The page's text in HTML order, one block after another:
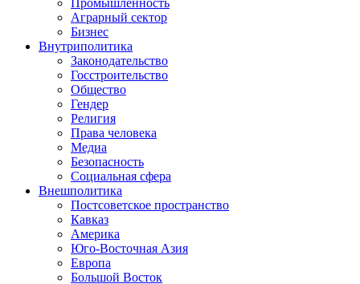
Промышленность
Аграрный сектор
Бизнес
Внутриполитика
Законодательство
Госстроительство
Общество
Гендер
Религия
Права человека
Медиа
Безопасность
Социальная сфера
Внешполитика
Постсоветское пространство
Кавказ
Америка
Юго-Восточная Азия
Европа
Большой Восток